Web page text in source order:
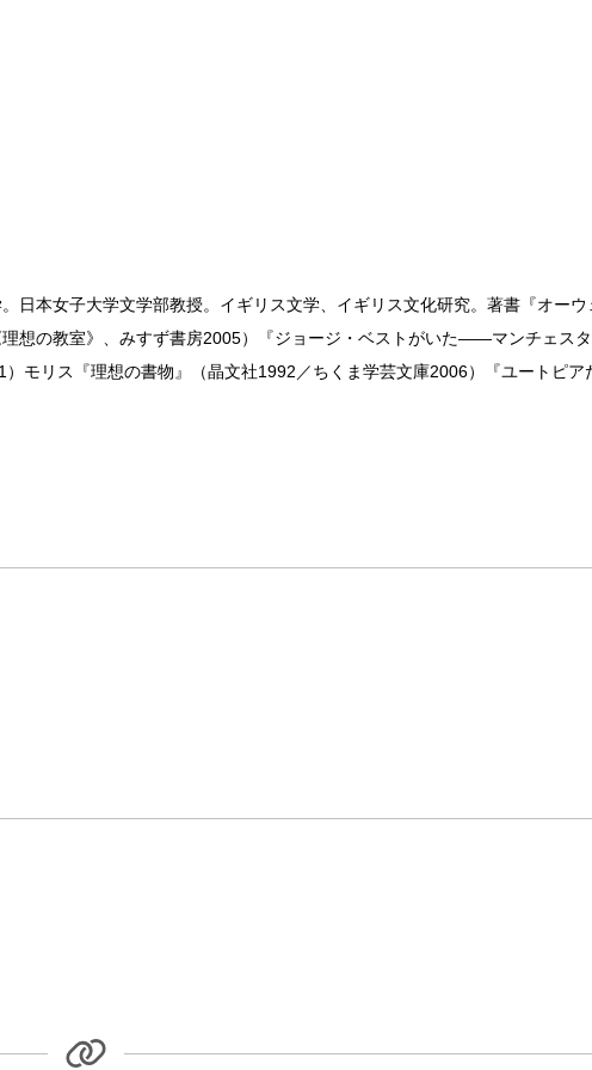
本女子大学文学部教授。イギリス文学、イギリス文化研究。著書『オーウ
の教室》、みすず書房2005）『ジョージ・ベストがいた——マンチェス
リス『理想の書物』（晶文社1992／ちくま学芸文庫2006）『ユートピア